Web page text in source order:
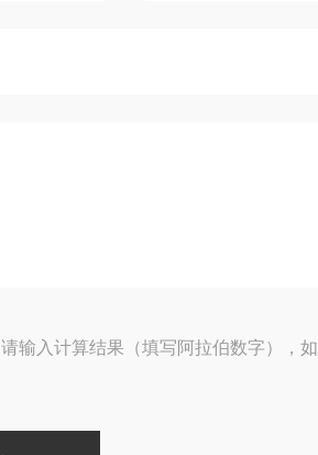
请输入计算结果（填写阿拉伯数字），